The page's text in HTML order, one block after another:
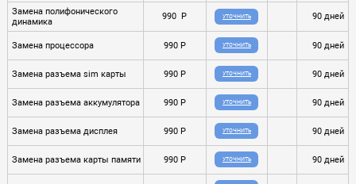
Замена полифонического
динамика
990 P УТОЧНИТЬ 90 дней
Замена процессора 990 P УТОЧНИТЬ 90 дней
Замена разъема sim карты 990 P УТОЧНИТЬ 90 дней
Замена разъема аккумулятора 990 P УТОЧНИТЬ 90 дней
Замена разъема дисплея 990 P УТОЧНИТЬ 90 дней
Замена разъема карты памяти 990 P УТОЧНИТЬ 90 дней